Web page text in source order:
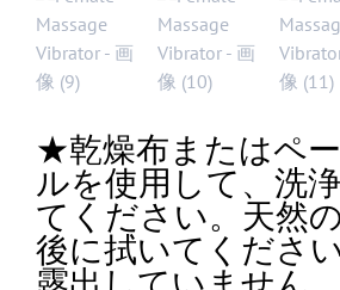
★乾燥布またはペ
ルを使用して、洗
てください。天然
後に拭いてくださ